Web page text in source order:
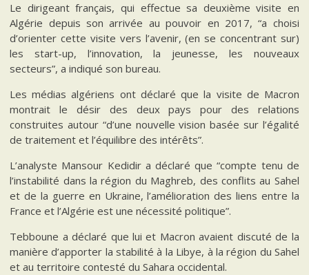
Le dirigeant français, qui effectue sa deuxième visite en
Algérie depuis son arrivée au pouvoir en 2017, “a choisi
d’orienter cette visite vers l’avenir, (en se concentrant sur)
les start-up, l’innovation, la jeunesse, les nouveaux
secteurs”, a indiqué son bureau.
Les médias algériens ont déclaré que la visite de Macron
montrait le désir des deux pays pour des relations
construites autour “d’une nouvelle vision basée sur l’égalité
de traitement et l’équilibre des intérêts”.
L’analyste Mansour Kedidir a déclaré que “compte tenu de
l’instabilité dans la région du Maghreb, des conflits au Sahel
et de la guerre en Ukraine, l’amélioration des liens entre la
France et l’Algérie est une nécessité politique”.
Tebboune a déclaré que lui et Macron avaient discuté de la
manière d’apporter la stabilité à la Libye, à la région du Sahel
et au territoire contesté du Sahara occidental.